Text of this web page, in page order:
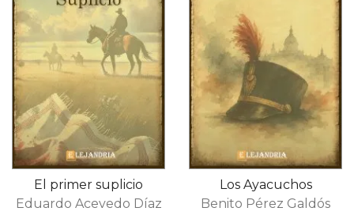
El primer suplicio
Eduardo Acevedo Díaz
Los Ayacuchos
Benito Pérez Galdós